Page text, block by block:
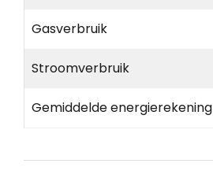
Gasverbruik
Stroomverbruik
Gemiddelde energierekening